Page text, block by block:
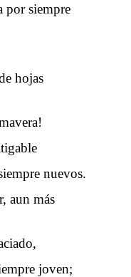
por siempre
hojas
nuevos.
aun más
joven;